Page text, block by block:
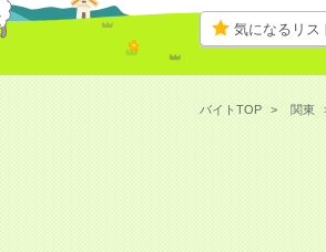
気になるリス
バイトTOP 関東